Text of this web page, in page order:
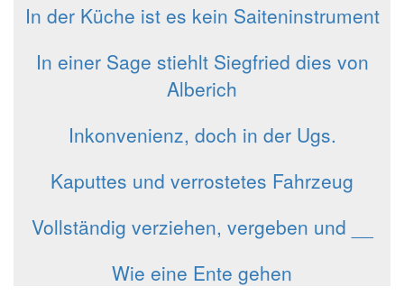
In der Küche ist es kein Saiteninstrument
In einer Sage stiehlt Siegfried dies von
Alberich
In­kon­ve­ni­enz, doch in der Ugs.
Kaputtes und verrostetes Fahrzeug
Vollständig verziehen, vergeben und __
Wie eine Ente gehen